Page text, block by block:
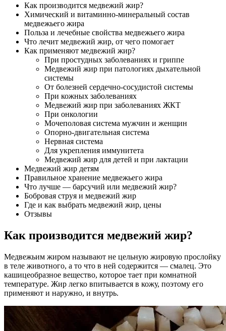
Как производится медвежий жир?
Химический и витаминно-минеральный состав
медвежьего жира
Польза и лечебные свойства медвежьего жира
Что лечит медвежий жир, от чего помогает
Как применяют медвежий жир?
При простудных заболеваниях и гриппе
Медвежий жир при патологиях дыхательной
системы
От болезней сердечно-сосудистой системы
При кожных заболеваниях
Медвежий жир при заболеваниях ЖКТ
При онкологии
Мочеполовая система мужчин и женщин
Опорно-двигательная система
Нервная система
Для укрепления иммунитета
Медвежий жир для детей и при лактации
Медвежий жир детям
Правильное хранение медвежьего жира
Что лучше — барсучий или медвежий жир?
Бобровая струя и медвежий жир
Где и как выбрать медвежий жир, цены
Отзывы
Как производится медвежий жир?
Медвежьим жиром называют не цельную жировую прослойку
в теле животного, а то что в ней содержится — смалец. Это
кашицеобразное вещество, которое тает при комнатной
температуре. Жир легко впитывается в кожу, поэтому его
применяют и наружно, и внутрь.